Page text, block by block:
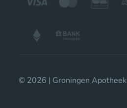
© 2026 | Groningen Apotheek